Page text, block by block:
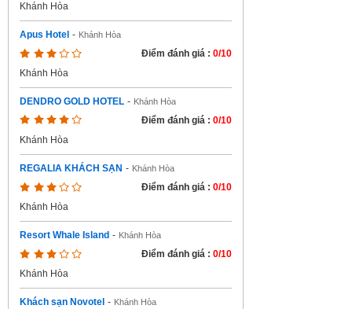
Khánh Hòa
Apus Hotel - Khánh Hòa
Điểm đánh giá : 0/10
Khánh Hòa
DENDRO GOLD HOTEL - Khánh Hòa
Điểm đánh giá : 0/10
Khánh Hòa
REGALIA KHÁCH SẠN - Khánh Hòa
Điểm đánh giá : 0/10
Khánh Hòa
Resort Whale Island - Khánh Hòa
Điểm đánh giá : 0/10
Khánh Hòa
Khách sạn Novotel - Khánh Hòa